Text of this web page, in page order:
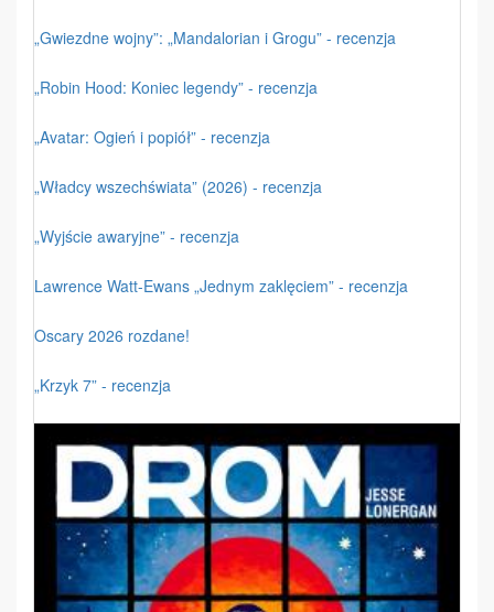
„Gwiezdne wojny”: „Mandalorian i Grogu” - recenzja
„Robin Hood: Koniec legendy” - recenzja
„Avatar: Ogień i popiół” - recenzja
„Władcy wszechświata” (2026) - recenzja
„Wyjście awaryjne” - recenzja
Lawrence Watt-Ewans „Jednym zaklęciem” - recenzja
Oscary 2026 rozdane!
„Krzyk 7” - recenzja